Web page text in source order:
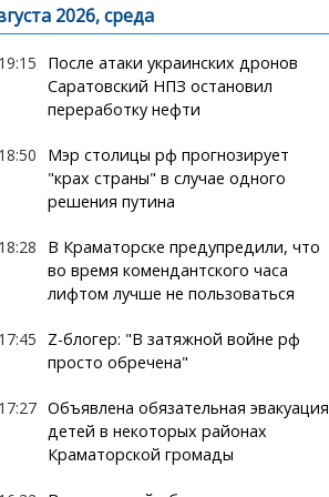
2026, среда
После атаки украинских дронов
Саратовский НПЗ остановил
переработку нефти
Мэр столицы рф прогнозирует
"крах страны" в случае одного
решения путина
В Краматорске предупредили, что
во время комендантского часа
лифтом лучше не пользоваться
Z-блогер: "В затяжной войне рф
просто обречена"
Объявлена обязательная эвакуация
детей в некоторых районах
Краматорской громады